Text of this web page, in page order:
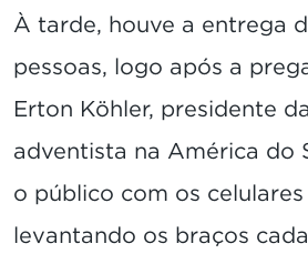
À tarde, houve a entrega
pessoas, logo após a
Erton Köhler, presidente
adventista na América do
o público com os celulares
levantando os braços